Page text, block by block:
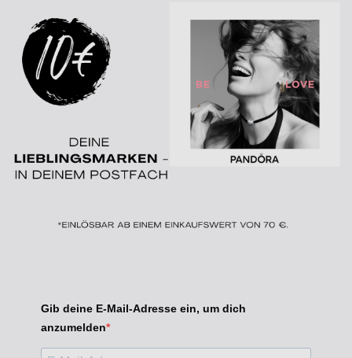
Gib deine E-Mail-Adresse ein, um dich
anzumelden